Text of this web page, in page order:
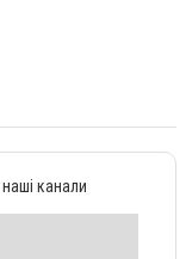
канали